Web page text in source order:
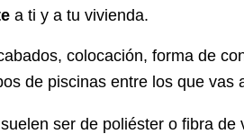
a ti y a tu vivienda.
colocación, forma de
de piscinas entre los que vas
suelen ser de poliéster o fibra